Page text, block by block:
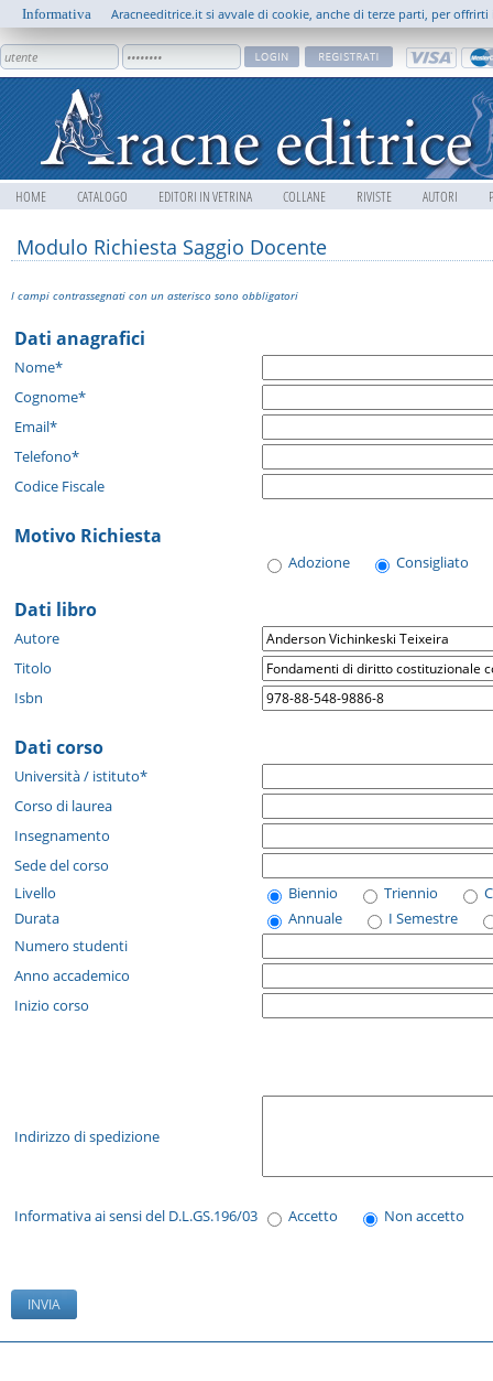
HOME CATALOGO EDITORI IN VETRINA COLLANE RIVISTE AUTORI
Modulo Richiesta Saggio Docente
I campi contrassegnati con un asterisco sono obbligatori
Dati anagrafici
Nome*
Cognome*
Email*
Telefono*
Codice Fiscale
Motivo Richiesta
Adozione Consigliato
Dati libro
Autore
Titolo
Isbn
Dati corso
Università / istituto*
Corso di laurea
Insegnamento
Sede del corso
Livello
Biennio Triennio
Durata
Annuale
I Semestre
Numero studenti
Anno accademico
Inizio corso
Indirizzo di spedizione
Informativa ai sensi del D.L.GS.196/03 Accetto Non accetto
Informativa Aracneeditrice.it si avvale di cookie, anche di terze parti, per